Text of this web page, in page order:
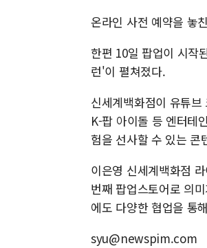
온라인 사전 예약을 놓
한편 10일 팝업이 시작
런'이 펼쳐졌다.
신세계백화점이 유튜
K-팝 아이돌 등 엔터테
험을 선사할 수 있는 콘
이은영 신세계백화점
번째 팝업스토어로 의
에도 다양한 협업을 통
syu@newspim.com